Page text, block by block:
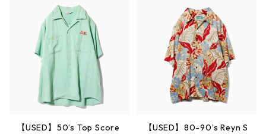
【USED】50’s Top Score
【USED】80-90’s Reyn S